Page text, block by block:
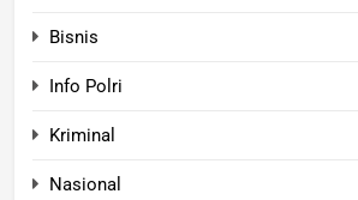
Bisnis
Info Polri
Kriminal
Nasional